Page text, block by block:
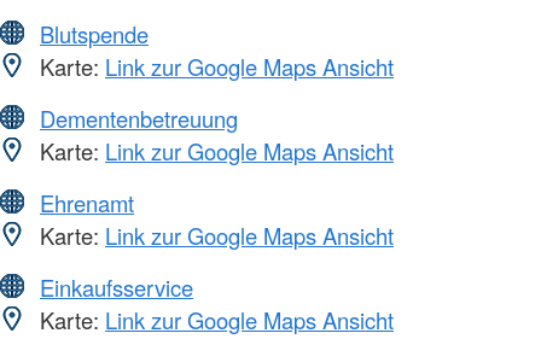
Blutspende
Karte: Link zur Google Maps Ansicht
Dementenbetreuung
Karte: Link zur Google Maps Ansicht
Ehrenamt
Karte: Link zur Google Maps Ansicht
Einkaufsservice
Karte: Link zur Google Maps Ansicht